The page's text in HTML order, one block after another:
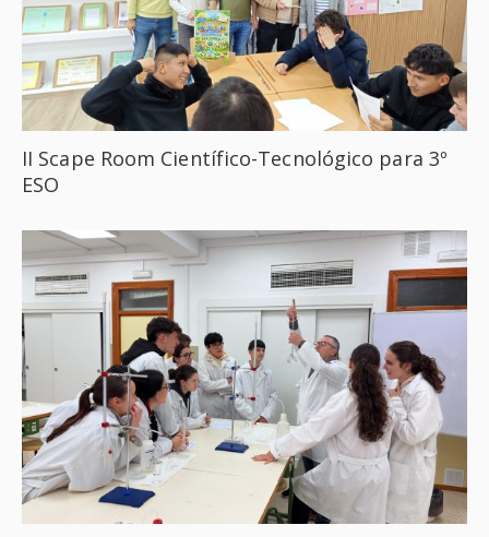
II Scape Room Científico-Tecnológico para 3º
ESO